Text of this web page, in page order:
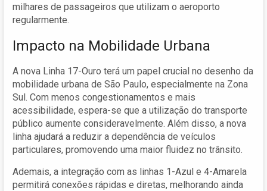
milhares de passageiros que utilizam o aeroporto
regularmente.
Impacto na Mobilidade Urbana
A nova Linha 17-Ouro terá um papel crucial no desenho da
mobilidade urbana de São Paulo, especialmente na Zona
Sul. Com menos congestionamentos e mais
acessibilidade, espera-se que a utilização do transporte
público aumente consideravelmente. Além disso, a nova
linha ajudará a reduzir a dependência de veículos
particulares, promovendo uma maior fluidez no trânsito.
Ademais, a integração com as linhas 1-Azul e 4-Amarela
permitirá conexões rápidas e diretas, melhorando ainda